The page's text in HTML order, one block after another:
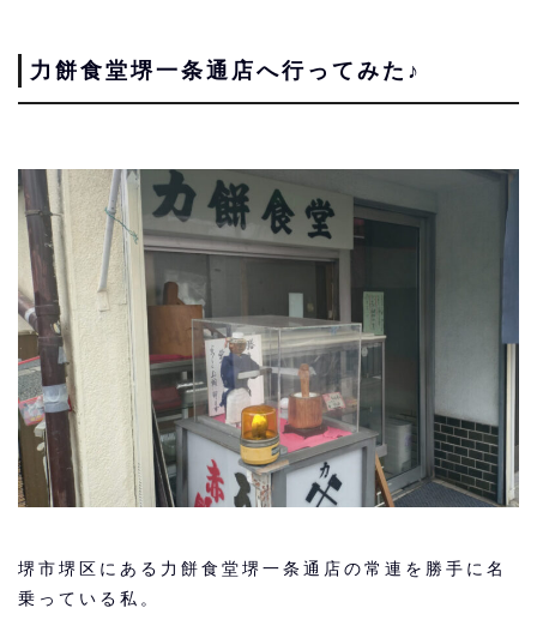
力餅食堂堺一条通店へ行ってみた♪
堺市堺区にある力餅食堂堺一条通店の常連を勝手に名
乗っている私。